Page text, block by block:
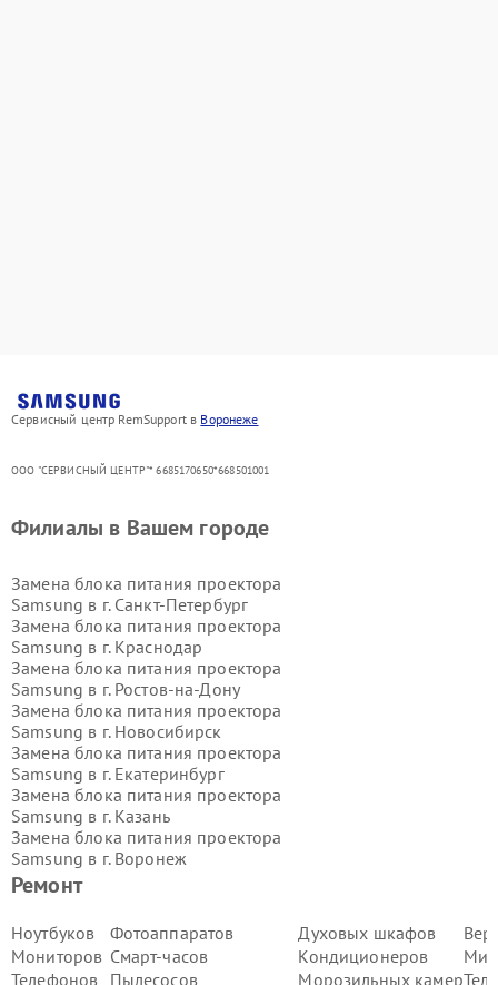
Сервисный центр RemSupport в Воронеже
ООО "СЕРВИСНЫЙ ЦЕНТР"* 6685170650*668501001
Ремонт
Ноутбуков
Мониторов
Телефонов
Фотоаппаратов
Смарт-часов
Пылесосов
Духовых шкафов
Кондиционеров
Морозильных камер
Филиалы в Вашем городе
Замена блока питания проектора
Samsung в г. Санкт-Петербург
Замена блока питания проектора
Samsung в г. Краснодар
Замена блока питания проектора
Samsung в г. Ростов-на-Дону
Замена блока питания проектора
Samsung в г. Новосибирск
Замена блока питания проектора
Samsung в г. Екатеринбург
Замена блока питания проектора
Samsung в г. Казань
Замена блока питания проектора
Samsung в г. Воронеж
Замена блока питания проектора
Samsung в г.
Замена блока питания проектора
Samsung в г.Самара
Замена блока питания проектора